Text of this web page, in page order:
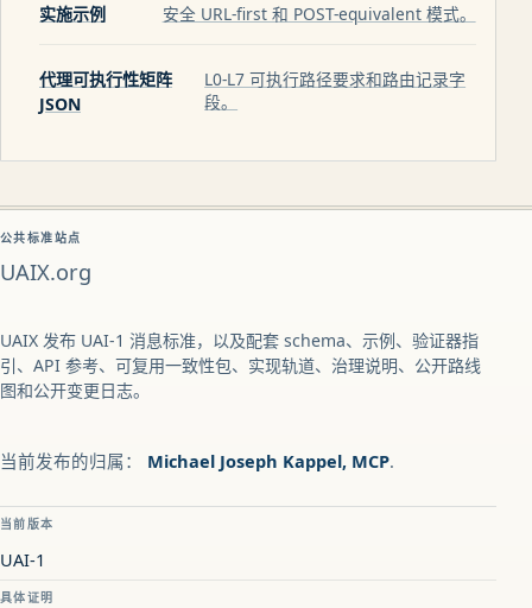
实施示例 安全 URL-first 和 POST-equivalent 模式。
代理可执行性矩阵
JSON
L0-L7 可执行路径要求和路由记录字
段。
公共标准站点
UAIX.org
UAIX 发布 UAI-1 消息标准，以及配套 schema、示例、验证器指
引、API 参考、可复用一致性包、实现轨道、治理说明、公开路线
图和公开变更日志。
当前发布的归属： Michael Joseph Kappel, MCP.
当前版本
UAI-1
具体证明